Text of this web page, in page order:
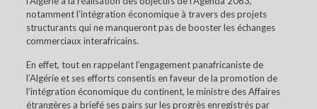
notamment l’intégration économique à travers des projets
structurants qui ne manqueront pas de booster les échanges
commerciaux interafricains.
En effet, tout en rappelant l’engagement panafricaniste de
l’Algérie et ses efforts consentis en faveur de la promotion de
l’intégration économique du continent, le ministre des Affaires
étrangères a briefé ses pairs sur les progrès enregistrés par